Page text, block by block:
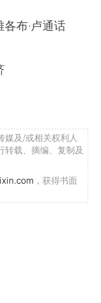
布·卢通话
媒及/或相关权利人
转载、摘编、复制及
，获得书面